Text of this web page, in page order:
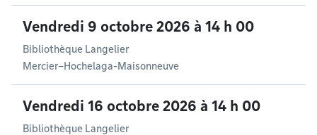
Vendredi 9 octobre 2026 à 14 h 00
Bibliothèque Langelier
Mercier–Hochelaga-Maisonneuve
Vendredi 16 octobre 2026 à 14 h 00
Bibliothèque Langelier